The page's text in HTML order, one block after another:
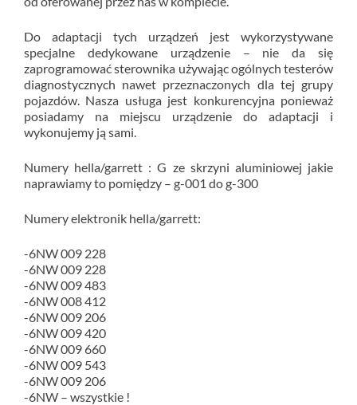
Do adaptacji tych urządzeń jest wykorzystywane
specjalne dedykowane urządzenie – nie da się
zaprogramować sterownika używając ogólnych testerów
diagnostycznych nawet przeznaczonych dla tej grupy
pojazdów. Nasza usługa jest konkurencyjna ponieważ
posiadamy na miejscu urządzenie do adaptacji i
wykonujemy ją sami.
Numery hella/garrett : G ze skrzyni aluminiowej jakie
naprawiamy to pomiędzy – g-001 do g-300
Numery elektronik hella/garrett:
-6NW 009 228
-6NW 009 228
-6NW 009 483
-6NW 008 412
-6NW 009 206
-6NW 009 420
-6NW 009 660
-6NW 009 543
-6NW 009 206
-6NW – wszystkie !